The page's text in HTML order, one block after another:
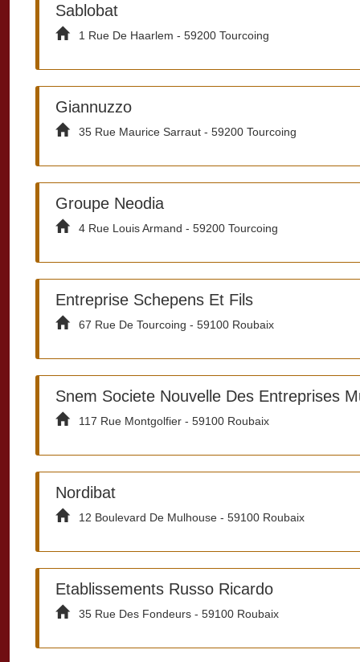
Sablobat
1 Rue De Haarlem - 59200 Tourcoing
Giannuzzo
35 Rue Maurice Sarraut - 59200 Tourcoing
Groupe Neodia
4 Rue Louis Armand - 59200 Tourcoing
Entreprise Schepens Et Fils
67 Rue De Tourcoing - 59100 Roubaix
Snem Societe Nouvelle Des Entreprises
117 Rue Montgolfier - 59100 Roubaix
Nordibat
12 Boulevard De Mulhouse - 59100 Roubaix
Etablissements Russo Ricardo
35 Rue Des Fondeurs - 59100 Roubaix